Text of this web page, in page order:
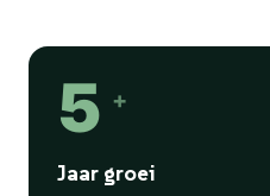
5 +
Jaar groei